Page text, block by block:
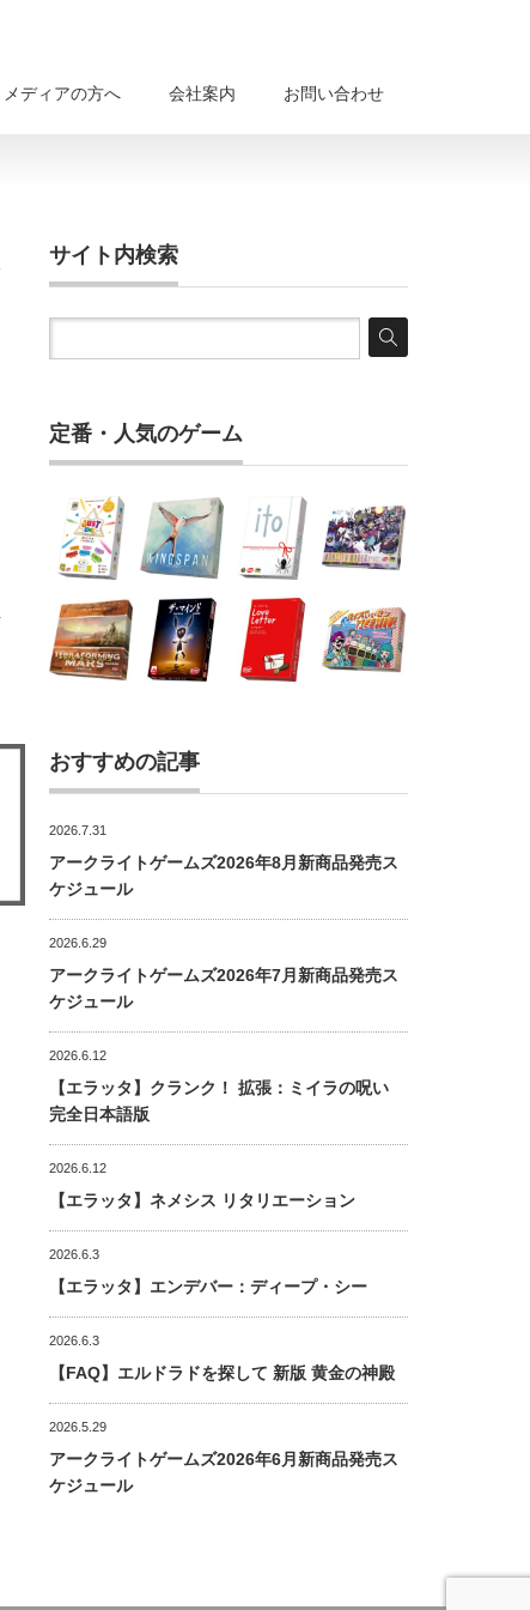
メディアの方へ 会社案内 お問い合わせ
サイト内検索
定番・人気のゲーム
おすすめの記事
2026.7.31
アークライトゲームズ2026年8月新商品発売ス
ケジュール
2026.6.29
アークライトゲームズ2026年7月新商品発売ス
ケジュール
2026.6.12
【エラッタ】クランク！ 拡張：ミイラの呪い
完全日本語版
2026.6.12
【エラッタ】ネメシス リタリエーション
2026.6.3
【エラッタ】エンデバー：ディープ・シー
2026.6.3
【FAQ】エルドラドを探して 新版 黄金の神殿
2026.5.29
アークライトゲームズ2026年6月新商品発売ス
ケジュール